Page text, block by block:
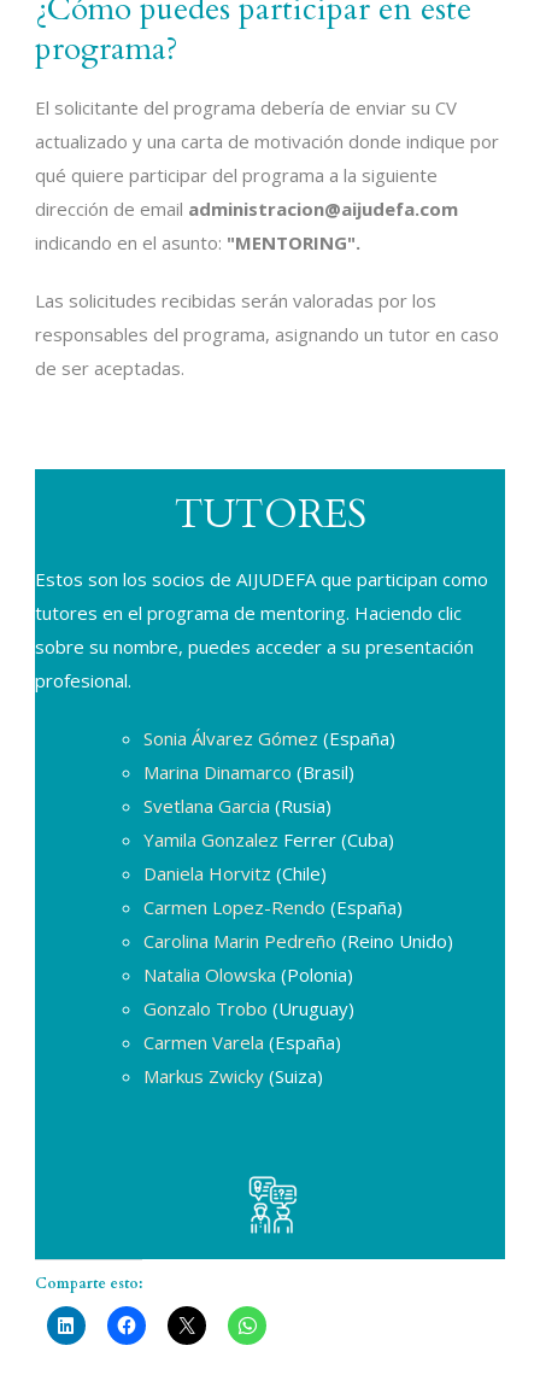
¿Cómo puedes participar en este
programa?
El solicitante del programa debería de enviar su CV
actualizado y una carta de motivación donde indique por
qué quiere participar del programa a la siguiente
dirección de email administracion@aijudefa.com
indicando en el asunto: "MENTORING".
Las solicitudes recibidas serán valoradas por los
responsables del programa, asignando un tutor en caso
de ser aceptadas.
TUTORES
Estos son los socios de AIJUDEFA que participan como
tutores en el programa de mentoring. Haciendo clic
sobre su nombre, puedes acceder a su presentación
profesional.
Sonia Álvarez Gómez (España)
Marina Dinamarco (Brasil)
Svetlana Garcia (Rusia)
Yamila Gonzalez Ferrer (Cuba)
Daniela Horvitz (Chile)
Carmen Lopez-Rendo (España)
Carolina Marin Pedreño (Reino Unido)
Natalia Olowska (Polonia)
Gonzalo Trobo (Uruguay)
Carmen Varela (España)
Markus Zwicky (Suiza)
Comparte esto: